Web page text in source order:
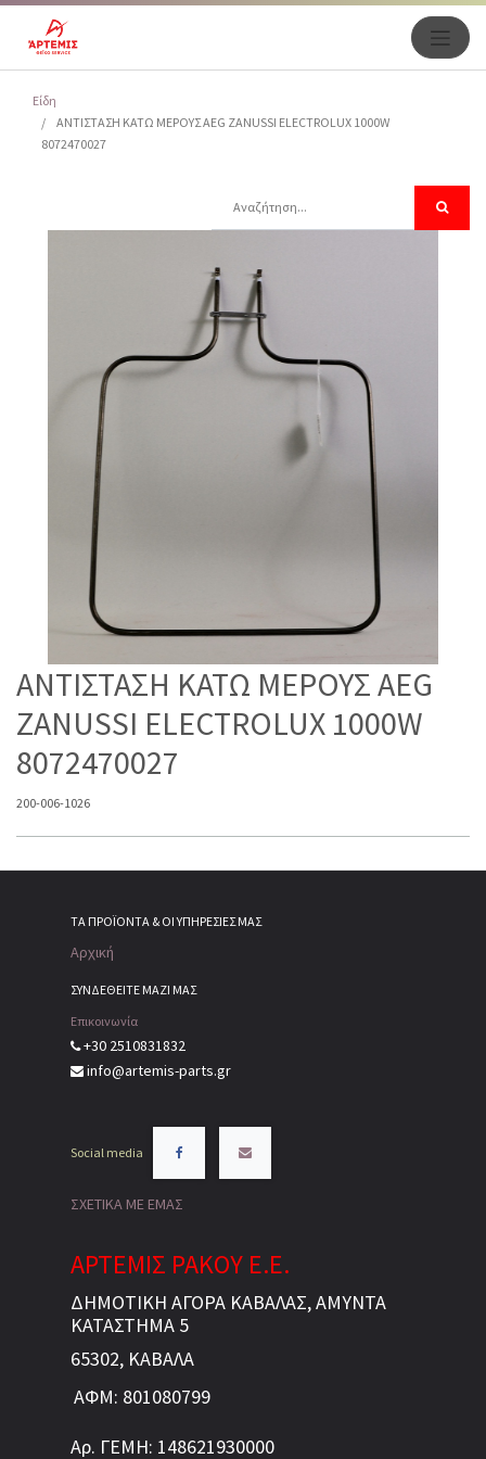
Είδη
ΑΝΤΙΣΤΑΣΗ ΚΑΤΩ ΜΕΡΟΥΣ AEG ZANUSSI ELECTROLUX 1000W
8072470027
ΑΝΤΙΣΤΑΣΗ ΚΑΤΩ ΜΕΡΟΥΣ AEG
ZANUSSI ELECTROLUX 1000W
8072470027
200-006-1026
ΤΑ ΠΡΟΪΌΝΤΑ & ΟΙ ΥΠΗΡΕΣΊΕΣ ΜΑΣ
Αρχική
ΣΥΝΔΕΘΕΙΤΕ ΜΑΖΙ ΜΑΣ
Επικοινωνία
+30 2510831832
info@artemis-parts.gr
Social media
ΣΧΕΤΙΚΑ ΜΕ ΕΜΑΣ
ΑΡΤΕΜΙΣ ΡΑΚΟΥ Ε.Ε.
ΔΗΜΟΤΙΚΗ ΑΓΟΡΑ ΚΑΒΑΛΑΣ, ΑΜΥΝΤΑ
ΚΑΤΑΣΤΗΜΑ 5
65302, ΚΑΒΑΛΑ
ΑΦΜ: 801080799
Αρ. ΓΕΜΗ: 148621930000